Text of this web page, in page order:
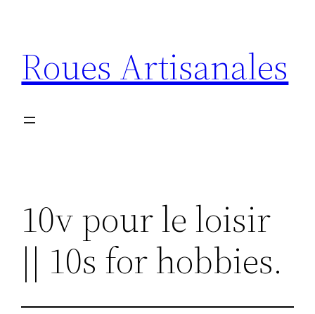
contenu
Roues Artisanales
10v pour le loisir
|| 10s for hobbies.